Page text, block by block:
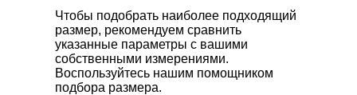
Чтобы подобрать наиболее подходящий
размер, рекомендуем сравнить
указанные параметры с вашими
собственными измерениями.
Воспользуйтесь нашим помощником
подбора размера.
Доставка и сроки
Доставка за границу
Обмен и возврат
Подарочные сертификаты
info@jultise.com